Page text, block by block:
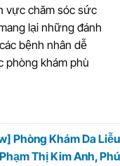
vực chăm sóc sức
lại những đánh
bệnh nhân dễ
phòng khám phù
Phòng Khám Da Liễu
Thị Kim Anh, Phú